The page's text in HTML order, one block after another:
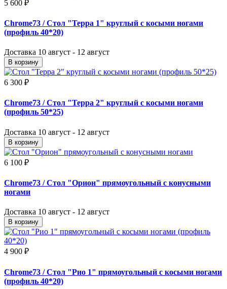
5 600 ₽
Chrome73 / Стол "Терра 1" круглый с косыми ногами
(профиль 40*20)
Доставка 10 август - 12 август
В корзину
6 300 ₽
Chrome73 / Стол "Терра 2" круглый с косыми ногами
(профиль 50*25)
Доставка 10 август - 12 август
В корзину
6 100 ₽
Chrome73 / Стол "Орион" прямоугольный с конусными
ногами
Доставка 10 август - 12 август
В корзину
4 900 ₽
Chrome73 / Стол "Рио 1" прямоугольный с косыми ногами
(профиль 40*20)